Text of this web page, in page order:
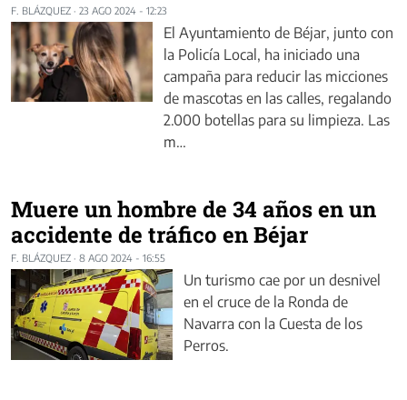
F. BLÁZQUEZ · 23 AGO 2024 - 12:23
El Ayuntamiento de Béjar, junto con
la Policía Local, ha iniciado una
campaña para reducir las micciones
de mascotas en las calles, regalando
2.000 botellas para su limpieza. Las
m…
Muere un hombre de 34 años en un
accidente de tráfico en Béjar
F. BLÁZQUEZ · 8 AGO 2024 - 16:55
Un turismo cae por un desnivel
en el cruce de la Ronda de
Navarra con la Cuesta de los
Perros.